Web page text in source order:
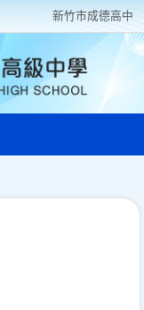
新竹巿成德高中